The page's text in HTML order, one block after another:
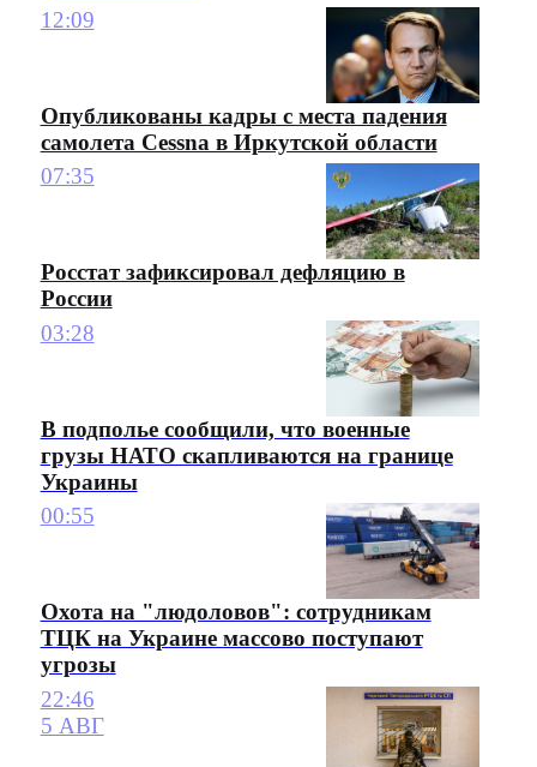
12:09
Опубликованы кадры с места падения
самолета Cessna в Иркутской области
07:35
Росстат зафиксировал дефляцию в
России
03:28
В подполье сообщили, что военные
грузы НАТО скапливаются на границе
Украины
00:55
Охота на "людоловов": сотрудникам
ТЦК на Украине массово поступают
угрозы
22:46
5 АВГ